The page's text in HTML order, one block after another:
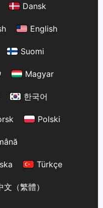
Dansk
English
Suomi
Magyar
한국어
Polski
Türkçe
文（繁體）